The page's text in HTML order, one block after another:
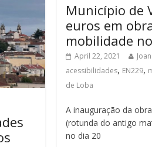
Município de
euros em
mobilidade
April 22, 2021
acessibilidades, EN229,
de Loba
A inauguração da
(rotunda do antigo
no dia 20